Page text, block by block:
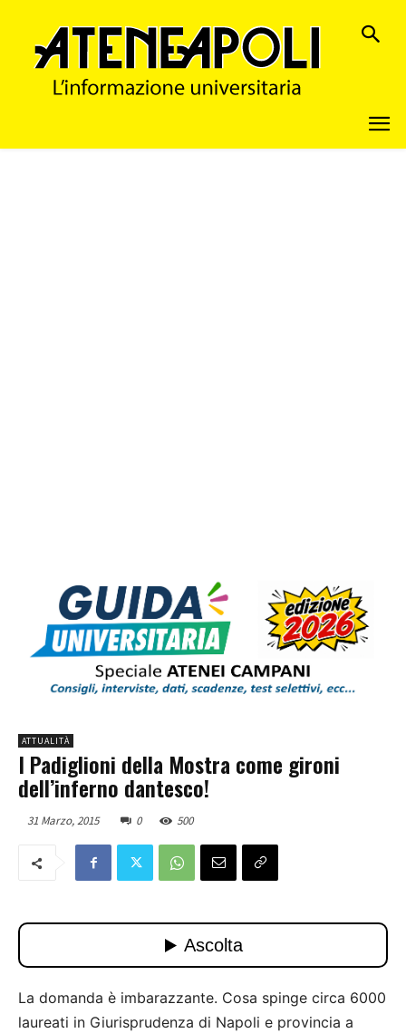
ATTUALITÀ
I Padiglioni della Mostra come gironi
dell’inferno dantesco!
31 Marzo, 2015 0 500
La domanda è imbarazzante. Cosa spinge circa 6000
laureati in Giurisprudenza di Napoli e provincia a